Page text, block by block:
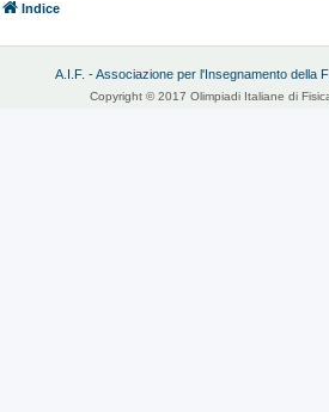
Indice
A.I.F. - Associazione per l'Insegnamento della
Copyright © 2017 Olimpiadi Italiane di